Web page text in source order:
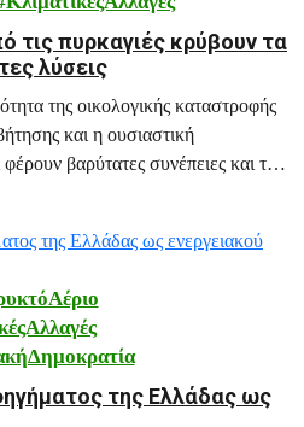
τις πυρκαγιές κρύβουν τα
λύσεις
της οικολογικής καταστροφής
και η ουσιαστική
βαρύτατες συνέπειες και το
μας.
της Ελλάδας ως